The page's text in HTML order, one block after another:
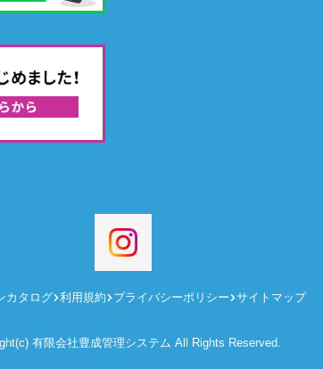
カタログ 利用規約 プライバシーポリシー サイトマップ
有限会社豊成管理システム All Rights Reserved.